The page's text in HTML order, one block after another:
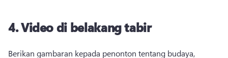
4.Video di belakang tabir
Berikan gambaran kepada penonton tentang budaya,